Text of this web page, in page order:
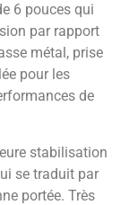
6 pouces qui
par rapport
métal, prise
pour les
de
stabilisation
se traduit par
portée. Très